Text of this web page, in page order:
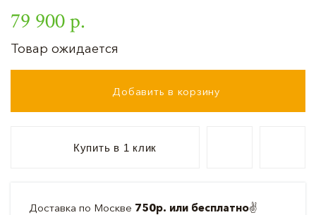
79 900 р.
Товар ожидается
Добавить в корзину
Купить в 1 клик
Доставка по Москве 750р. или бесплатно✌️